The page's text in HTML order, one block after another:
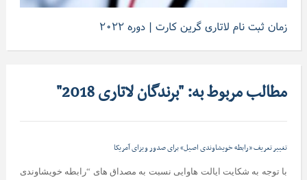
زمان ثبت نام لاتاری گرین کارت | دوره ۲۰۲۲
مطالب مربوط به: "برندگان لاتاری 2018"
تغییر تعریف «رابطه خویشاوندی اصیل» برای صدور ویزای آمریکا
‌با توجه به شکایت ایالت هاوایی نسبت به مصداق های “رابطه خویشاوندی